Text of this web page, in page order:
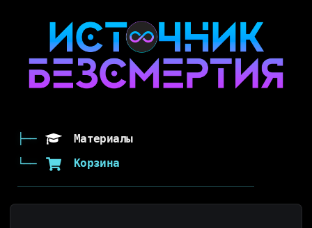
Материалы
Корзина